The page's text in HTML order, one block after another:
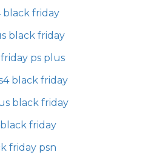
black friday
black friday
ps plus
black friday
black friday
friday
friday psn